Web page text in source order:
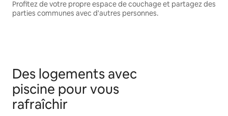
Profitez de votre propre espace de couchage et partagez des
parties communes avec d'autres personnes.
Des logements avec
piscine pour vous
rafraîchir